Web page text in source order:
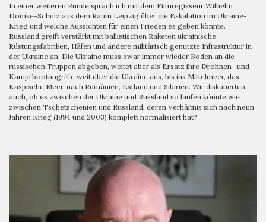
In einer weiteren Runde sprach ich mit dem Filmregisseur Wilhelm
Domke-Schulz aus dem Raum Leipzig über die Eskalation im Ukraine-
Krieg und welche Aussichten für einen Frieden es geben könnte.
Russland greift verstärkt mit ballistischen Raketen ukrainische
Rüstungsfabriken, Häfen und andere militärisch genutzte Infrastruktur in
der Ukraine an. Die Ukraine muss zwar immer wieder Boden an die
russischen Truppen abgeben, weitet aber als Ersatz ihre Drohnen- und
Kampfbootangriffe weit über die Ukraine aus, bis ins Mittelmeer, das
Kaspische Meer, nach Rumänien, Estland und Sibirien. Wir diskutierten
auch, ob es zwischen der Ukraine und Russland so laufen könnte wie
zwischen Tschetschenien und Russland, deren Verhältnis sich nach neun
Jahren Krieg (1994 und 2003) komplett normalisiert hat?